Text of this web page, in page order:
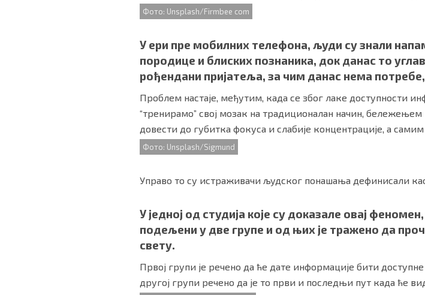
Фото: Unsplash/Firmbee com
У ери пре мобилних телефона, људи су знали
породице и блиских познаника, док данас то
рођендани пријатеља, за чим данас нема
Проблем настаје, међутим, када се због лаке доступности
“тренирамо” свој мозак на традиционалан начин,
довести до губитка фокуса и слабије концентрације, а
Фото: Unsplash/Sigmund
Управо то су истраживачи људског понашања дефинисали
У једној од студија које су доказале овај
подељени у две групе и од њих је тражено да
свету.
Првој групи је речено да ће дате информације бити
другој групи речено да је то први и последњи пут када ће